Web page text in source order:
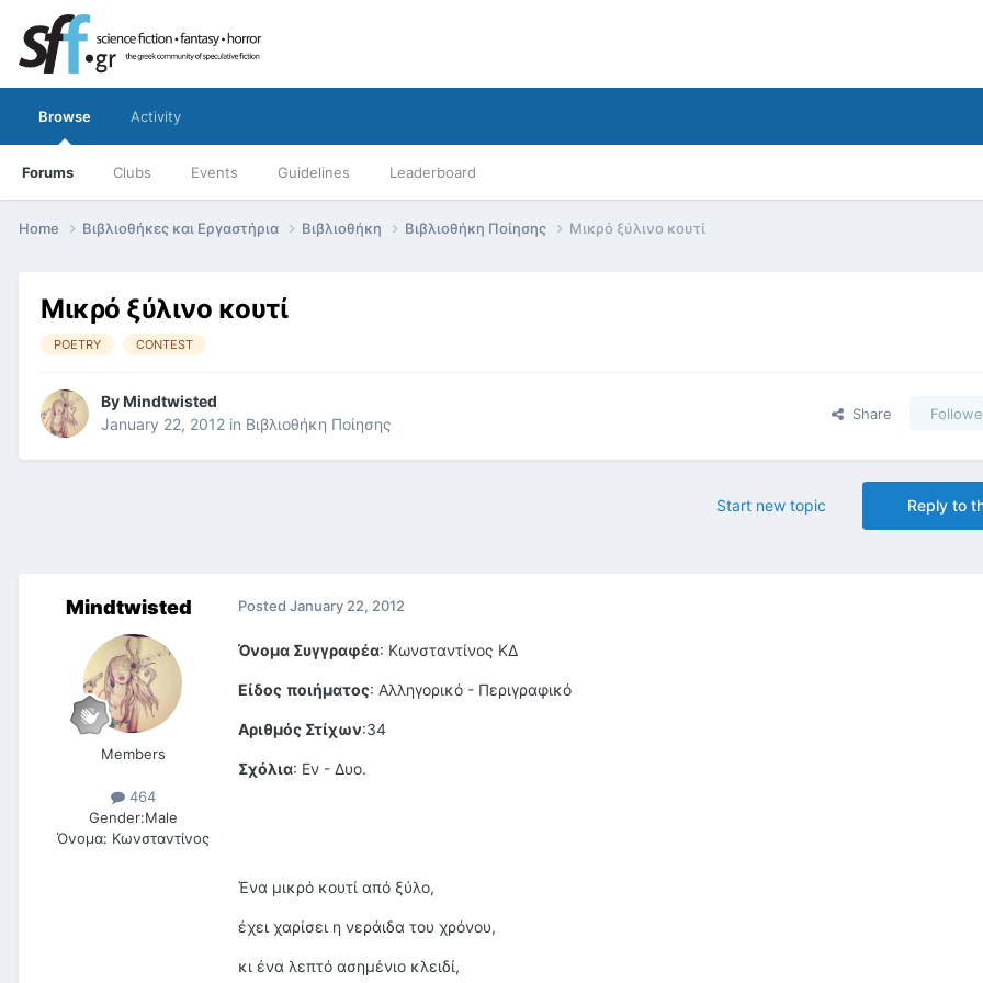
Browse
Forums Clubs Events Guidelines Leaderboard
Activity
Home Βιβλιοθήκες και Εργαστήρια Βιβλιοθήκη Βιβλιοθήκη Ποίησης Μικρό ξύλινο κουτί
Μικρό ξύλινο κουτί
POETRY CONTEST
ByMindtwisted
January 22, 2012 in Βιβλιοθήκη Ποίησης
Share
Reply to
Start new topic
Mindtwisted
Members
464
Gender:Male
Όνομα: Κωνσταντίνος
Posted January 22, 2012
Όνομα Συγγραφέα: Κωνσταντίνος ΚΔ
Είδος ποιήματος: Αλληγορικό - Περιγραφικό
Αριθμός Στίχων:34
Σχόλια: Εν - Δυο.
Ένα μικρό κουτί από ξύλο,
έχει χαρίσει η νεράιδα του χρόνου,
κι ένα λεπτό ασημένιο κλειδί,